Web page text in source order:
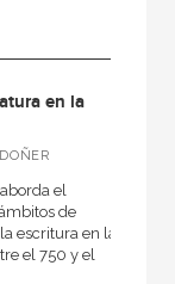
en la
el
de
escritura en la
el 750 y el